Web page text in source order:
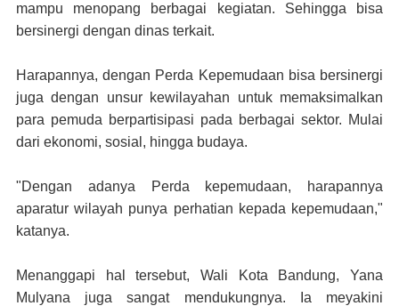
mampu menopang berbagai kegiatan. Sehingga bisa
bersinergi dengan dinas terkait.
Harapannya, dengan Perda Kepemudaan bisa bersinergi
juga dengan unsur kewilayahan untuk memaksimalkan
para pemuda berpartisipasi pada berbagai sektor. Mulai
dari ekonomi, sosial, hingga budaya.
"Dengan adanya Perda kepemudaan, harapannya
aparatur wilayah punya perhatian kepada kepemudaan,"
katanya.
Menanggapi hal tersebut, Wali Kota Bandung, Yana
Mulyana juga sangat mendukungnya. Ia meyakini